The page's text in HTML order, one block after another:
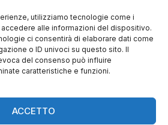
utilizziamo tecnologie come i
alle informazioni del dispositivo.
ci consentirà di elaborare dati come
o ID univoci su questo sito. Il
del consenso può influire
caratteristiche e funzioni.
ACCETTO
CI TROVI ANCHE SU: